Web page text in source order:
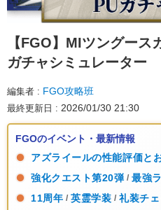
【FGO】 MIツングース
ガチャシミュレーター
編集者 FGO攻略班
最終更新日 2026/01/30 21:30
FGOのイベント・最新情報
アズライールの性能評価と
強化クエスト第20弾 / 最強
11周年 / 英霊学装 / 礼装チ